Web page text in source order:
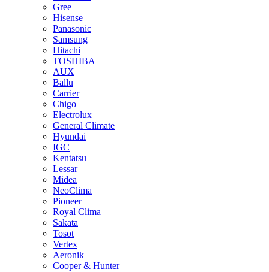
Gree
Hisense
Panasonic
Samsung
Hitachi
TOSHIBA
AUX
Ballu
Carrier
Chigo
Electrolux
General Climate
Hyundai
IGC
Kentatsu
Lessar
Midea
NeoClima
Pioneer
Royal Clima
Sakata
Tosot
Vertex
Aeronik
Cooper & Hunter